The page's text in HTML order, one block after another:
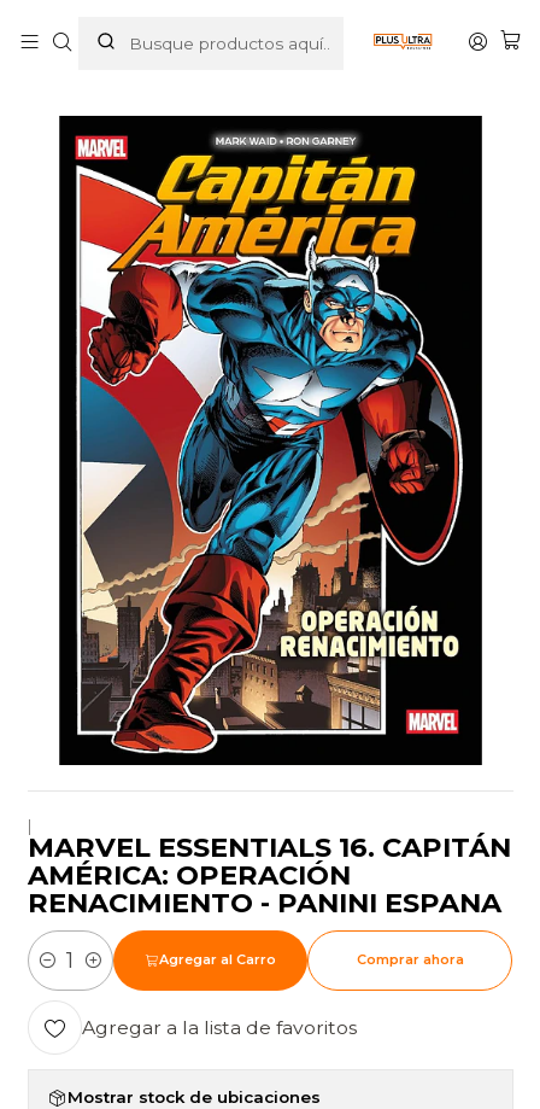
MARVEL ESSENTIALS 16. CAPITÁN AMÉRICA: OPERACIÓN
RENACIMIENTO - PANINI ESPANA
|
MARVEL ESSENTIALS 16. CAPITÁN
AMÉRICA: OPERACIÓN
RENACIMIENTO - PANINI ESPANA
Cantidad
Agregar al Carro Comprar ahora
Agregar a la lista de favoritos
Mostrar stock de ubicaciones